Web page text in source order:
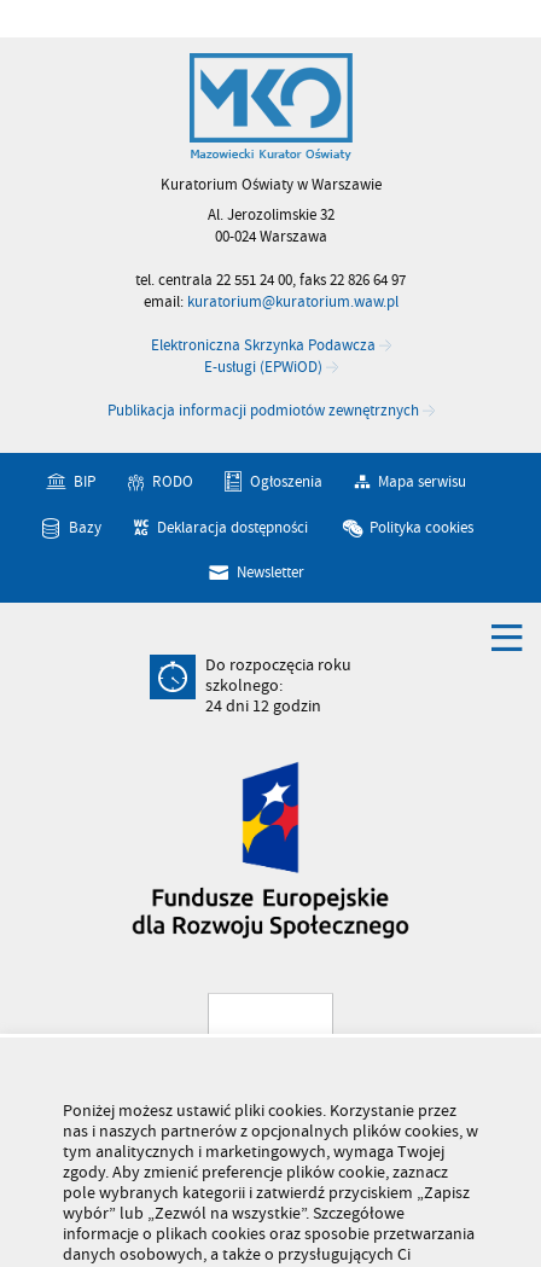
Kuratorium Oświaty w Warszawie
Al. Jerozolimskie 32
00-024 Warszawa
tel. centrala 22 551 24 00, faks 22 826 64 97
email: kuratorium@kuratorium.waw.pl
Elektroniczna Skrzynka Podawcza
E-usługi (EPWiOD)
Publikacja informacji podmiotów zewnętrznych
BIP RODO Ogłoszenia Mapa serwisu
Bazy Deklaracja dostępności Polityka cookies
Newsletter
Do rozpoczęcia roku
szkolnego:
24dni 12godzin
Poniżej możesz ustawić pliki cookies. Korzystanie przez
nas i naszych partnerów z opcjonalnych plików cookies, w
tym analitycznych i marketingowych, wymaga Twojej
zgody. Aby zmienić preferencje plików cookie, zaznacz
pole wybranych kategorii i zatwierdź przyciskiem „Zapisz
wybór” lub „Zezwól na wszystkie”. Szczegółowe
informacje o plikach cookies oraz sposobie przetwarzania
danych osobowych, a także o przysługujących Ci